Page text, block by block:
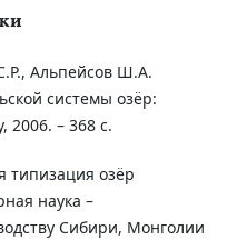
Альпейсов Ш.А.
системы озёр:
2006. – 368 с.
типизация озёр
наука –
Сибири, Монголии